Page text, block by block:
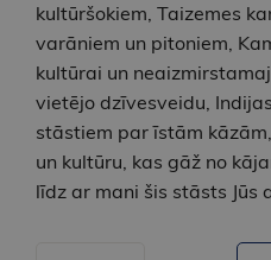
kultūršokiem, Taizemes
varāniem un pitoniem,
kultūrai un
vietējo dzīvesveidu,
stāstiem par īstām
un kultūru, kas gāž no
līdz ar mani šis stāsts Jūs